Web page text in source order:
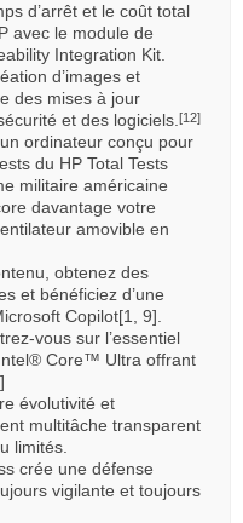
d’arrêt et le coût total
avec le module de
Integration Kit.
d’images et
des mises à jour
et des logiciels. [12]
ordinateur conçu pour
du HP Total Tests
militaire américaine
davantage votre
amovible en
obtenez des
et bénéficiez d’une
Copilot[1, 9].
vous sur l’essentiel
Core™ Ultra offrant
évolutivité et
multitâche transparent
limités.
crée une défense
vigilante et toujours